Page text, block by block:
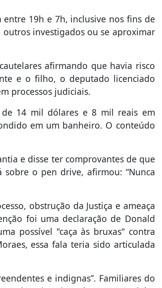
19h e 7h, inclusive nos fins de
investigados ou se aproximar
afirmando que havia risco
e o filho, o deputado licenciado
processos judiciais.
de 14 mil dólares e 8 mil reais em
em um banheiro. O conteúdo
e disse ter comprovantes de que
sobre o pen drive, afirmou: “Nunca
obstrução da Justiça e ameaça
foi uma declaração de Donald
possível "caça às bruxas" contra
essa fala teria sido articulada
e indignas”. Familiares do